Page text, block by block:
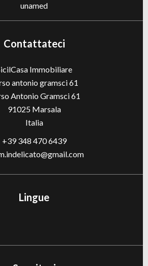
unamed
Contattateci
Immobiliare
antonio gramsci 61
Antonio Gramsci 61
91025Marsala
Italia
+39 348 470 6439
Lingue